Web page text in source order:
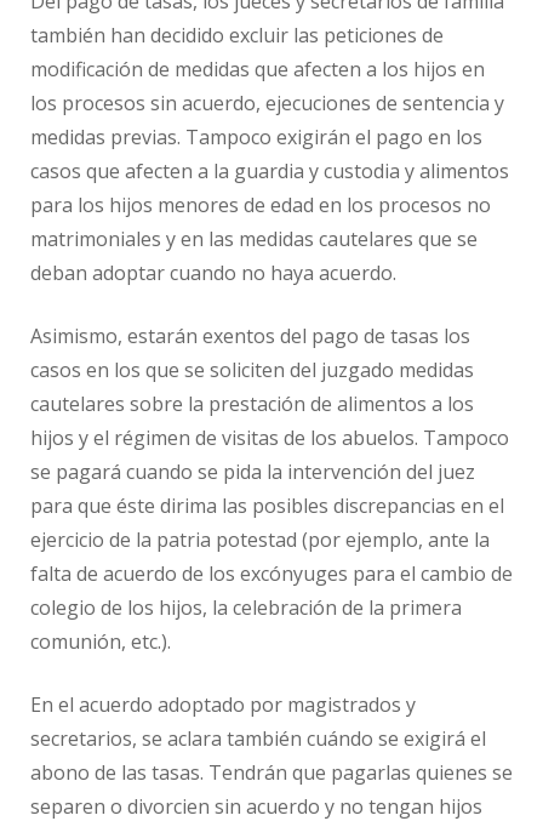
también han decidido excluir las peticiones de
modificación de medidas que afecten a los hijos en
los procesos sin acuerdo, ejecuciones de sentencia y
medidas previas. Tampoco exigirán el pago en los
casos que afecten a la guardia y custodia y alimentos
para los hijos menores de edad en los procesos no
matrimoniales y en las medidas cautelares que se
deban adoptar cuando no haya acuerdo.
Asimismo, estarán exentos del pago de tasas los
casos en los que se soliciten del juzgado medidas
cautelares sobre la prestación de alimentos a los
hijos y el régimen de visitas de los abuelos. Tampoco
se pagará cuando se pida la intervención del juez
para que éste dirima las posibles discrepancias en el
ejercicio de la patria potestad (por ejemplo, ante la
falta de acuerdo de los excónyuges para el cambio de
colegio de los hijos, la celebración de la primera
comunión, etc.).
En el acuerdo adoptado por magistrados y
secretarios, se aclara también cuándo se exigirá el
abono de las tasas. Tendrán que pagarlas quienes se
separen o divorcien sin acuerdo y no tengan hijos